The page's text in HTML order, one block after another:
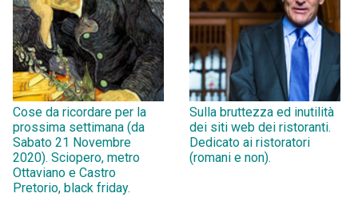
Cose da ricordare per la
prossima settimana (da
Sabato 21 Novembre
2020). Sciopero, metro
Ottaviano e Castro
Pretorio, black friday.
Sulla bruttezza ed inutilità
dei siti web dei ristoranti.
Dedicato ai ristoratori
(romani e non).